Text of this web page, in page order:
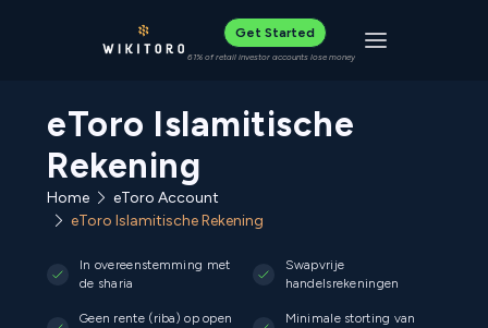
Get Started
61% of retail investor accounts lose money Toggle
eToro Islamitische
Rekening
Home
eToro Account
eToro Islamitische Rekening
In overeenstemming met
de sharia
Swapvrije
handelsrekeningen
Geen rente (riba) op open
Minimale storting van